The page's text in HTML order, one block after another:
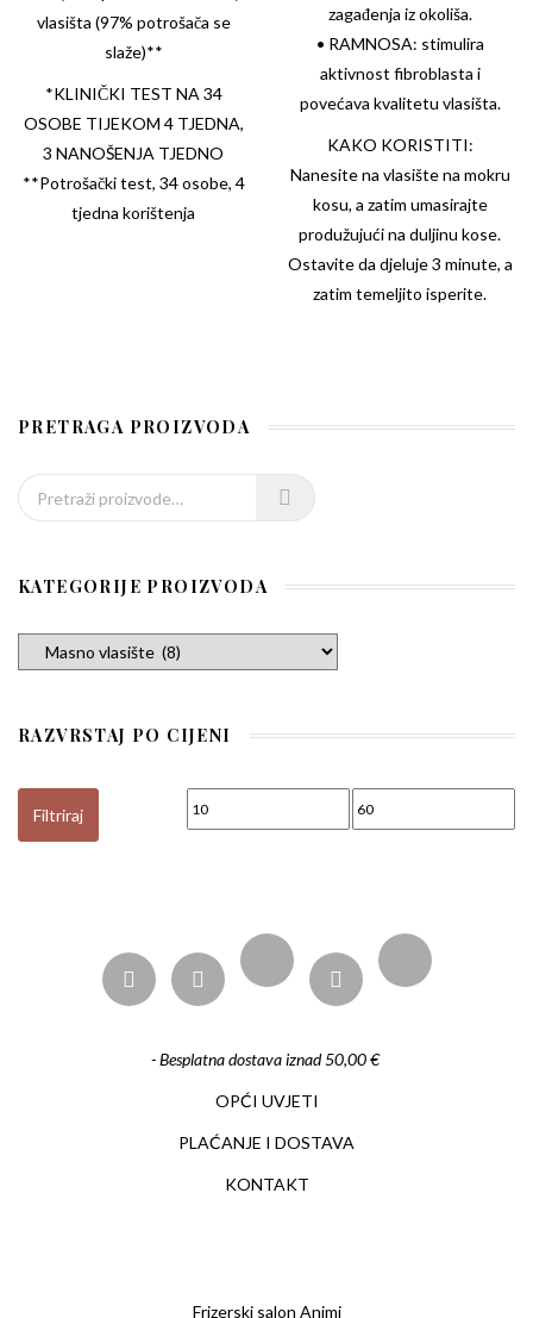
vlasišta (97% potrošača se
slaže)**
*KLINIČKI TEST NA 34
OSOBE TIJEKOM 4 TJEDNA,
3 NANOŠENJA TJEDNO
**Potrošački test, 34 osobe, 4
tjedna korištenja
zagađenja iz okoliša.
• RAMNOSA: stimulira
aktivnost fibroblasta i
povećava kvalitetu vlasišta.
KAKO KORISTITI:
Nanesite na vlasište na mokru
kosu, a zatim umasirajte
produžujući na duljinu kose.
Ostavite da djeluje 3 minute, a
zatim temeljito isperite.
PRETRAGA PROIZVODA
Pretraži:
KATEGORIJE PROIZVODA
RAZVRSTAJ PO CIJENI
Min cijena Maks cijena
Filtriraj
- Besplatna dostava iznad 50,00 €
OPĆI UVJETI
PLAĆANJE I DOSTAVA
KONTAKT
Frizerski salon Animi